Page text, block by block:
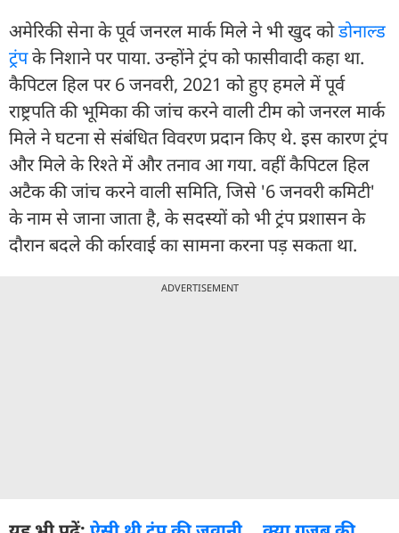
अमेरिकी सेना के पूर्व जनरल मार्क मिले ने भी खुद कोडोनाल्ड
ट्रंपके निशाने पर पाया. उन्होंने ट्रंप को फासीवादी कहा था.
कैपिटल हिल पर 6 जनवरी, 2021 को हुए हमले में पूर्व
राष्ट्रपति की भूमिका की जांच करने वाली टीम को जनरल मार्क
मिले ने घटना से संबंधित विवरण प्रदान किए थे. इस कारण ट्रंप
और मिले के रिश्ते में और तनाव आ गया. वहीं कैपिटल हिल
अटैक की जांच करने वाली समिति, जिसे '6 जनवरी कमिटी'
के नाम से जाना जाता है, के सदस्यों को भी ट्रंप प्रशासन के
दौरान बदले की र्कारवाई का सामना करना पड़ सकता था.
ADVERTISEMENT